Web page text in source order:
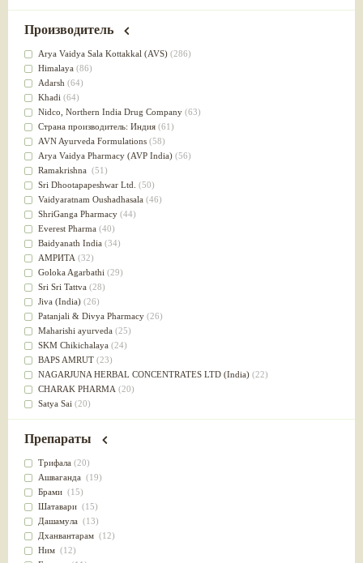
от инфекций мочеполовой системы(49)
для суставов
Лечит опухоли и отеки(46)
Для медитации
выводит токсины
Для здоровья печени
Для тела(39)
для очищения крови(38)
При диабете(38)
Антиоксидант(37)
Для Капха(Кафа) доши
От паразитов(37)
При расстройстве желудка (36)
Успокоительное(36)
Для глаз(34)
от геморроя(34)
Противовоспалительное
Для Питта доши(32)
Для сердца(32)
Для сосудов головного мозга
Для полости рта(32)
Дефицит железа(31)
Для лица(31)
Употребление в пищу
Ароматерапия(29)
Жаропонижающее(29)
для памяти(28)
для почек(28)
Слабительное (28)
Афродизиак(27)
Напитки(27)
Для йоги (27)
Для потенции(26)
Для душа(25)
для концентрации внимания
при нарушении эрекции
Производитель
Arya Vaidya Sala Kottakkal (AVS) (286)
Himalaya (86)
Adarsh (64)
Khadi (64)
Nidсo, Northern India Drug Company (63)
Страна производитель: Индия (61)
AVN Ayurveda Formulations (58)
Arya Vaidya Pharmacy (AVP India) (56)
Ramakrishna (51)
Sri Dhootapapeshwar Ltd. (50)
Vaidyaratnam Oushadhasala (46)
ShriGanga Pharmacy (44)
Everest Pharma (40)
Baidyanath India (34)
АМРИТА (32)
Goloka Agarbathi (29)
Sri Sri Tattva (28)
Jiva (India) (26)
Patanjali & Divya Pharmacy (26)
Maharishi ayurveda (25)
SKM Chikichalaya (24)
BAPS AMRUT (23)
NAGARJUNA HERBAL CONCENTRATES LTD (India) (22)
CHARAK PHARMA (20)
Satya Sai (20)
Vyas(20)
Kerala Ayurveda
(19)
Organic India pvt ltd
Lalita(16)
Ashtang Herbals
Alarsin(14)
Vasu Health care
Baraka(13)
Dabur India Ltd
Препараты
Трифала (20)
Ашваганда (19)
Брами (15)
Шатавари (15)
Дашамула (13)
Дханвантарам (12)
Ним (12)